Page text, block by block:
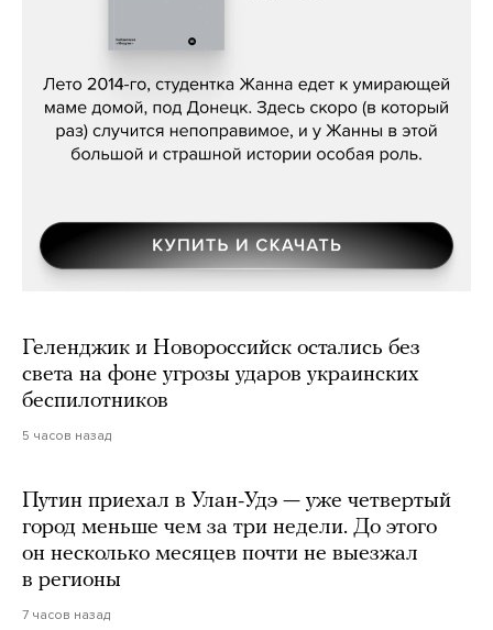
Сергей Лебедев, «Белая дама»
Геленджик и Новороссийск остались без
света на фоне угрозы ударов украинских
беспилотников
5 часов назад
Путин приехал в Улан-Удэ — уже четвертый
город меньше чем за три недели. До этого
он несколько месяцев почти не выезжал
в регионы
7 часов назад